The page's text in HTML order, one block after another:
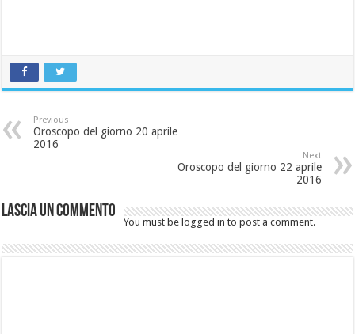
Previous
Oroscopo del giorno 20 aprile
2016
Next
Oroscopo del giorno 22 aprile
2016
Lascia un commento
You must be logged in to post a comment.